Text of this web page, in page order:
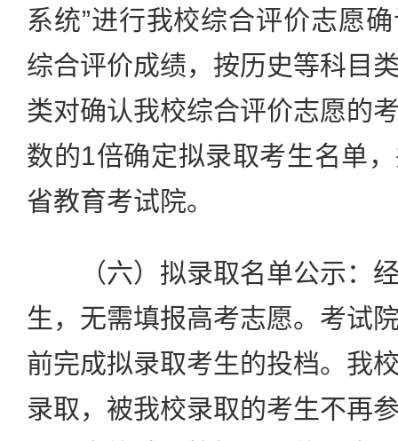
系统”进行我校综合评价志愿
综合评价成绩，按历史等科目
类对确认我校综合评价志愿的
数的1倍确定拟录取考生名单
省教育考试院。
（六）拟录取名单公示：经
生，无需填报高考志愿。考试
前完成拟录取考生的投档。我
录取，被我校录取的考生不再